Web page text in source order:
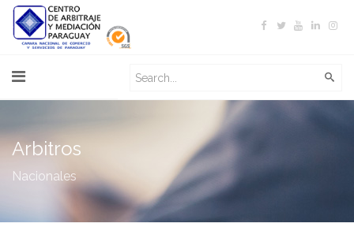
Arbitros
Nacionales